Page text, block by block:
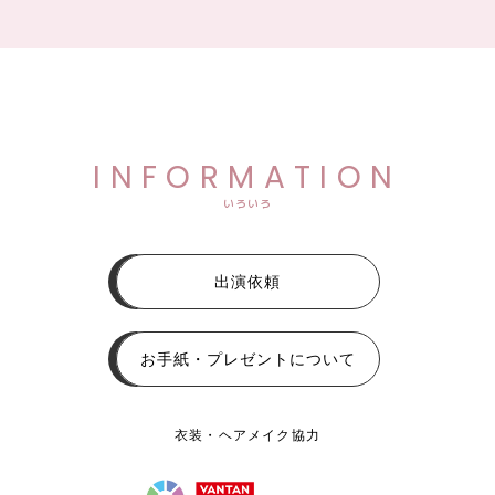
INFORMATION
いろいろ
出演依頼
お手紙・プレゼントについて
衣装・ヘアメイク協力